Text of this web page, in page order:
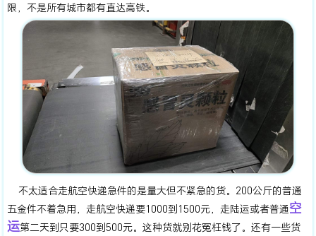
限，不是所有城市都有直达高铁。
不太适合走航空快递急件的是量大但不紧急的货。200公斤的普通
五金件不着急用，走航空快递要1000到1500元，走陆运或者普通空
运第二天到只要300到500元。这种货就别花冤枉钱了。还有一些货